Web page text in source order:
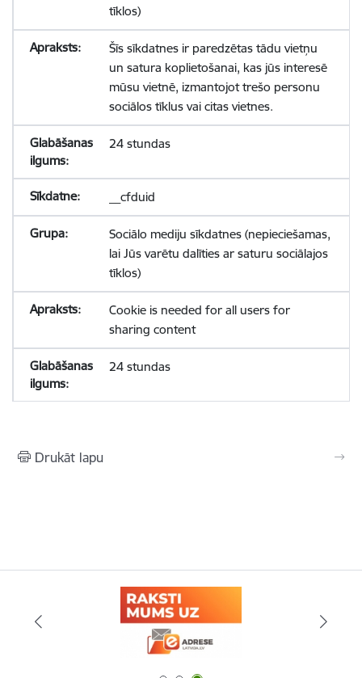
tīklos)
Šīs sīkdatnes ir paredzētas tādu vietņu
un satura koplietošanai, kas jūs interesē
mūsu vietnē, izmantojot trešo personu
sociālos tīklus vai citas vietnes.
24 stundas
__cfduid
Sociālo mediju sīkdatnes (nepieciešamas,
lai Jūs varētu dalīties ar saturu sociālajos
tīklos)
Cookie is needed for all users for
sharing content
24 stundas
Drukāt lapu